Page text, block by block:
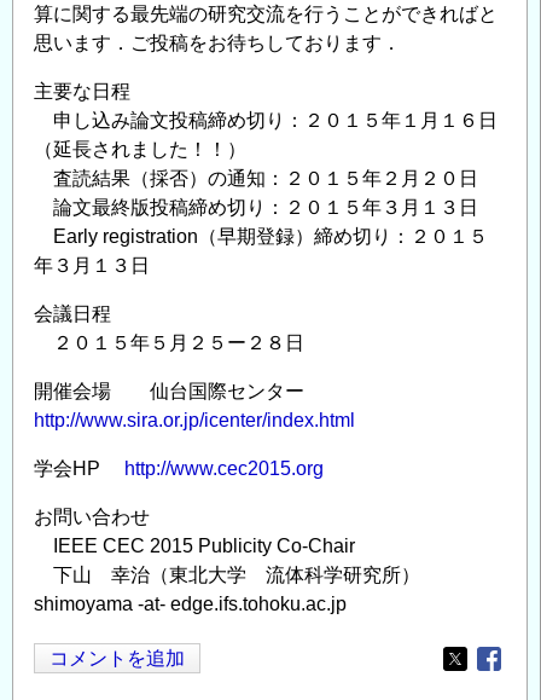
算に関する最先端の研究交流を行うことができればと
思います．ご投稿をお待ちしております．
主要な日程
申し込み論文投稿締め切り：２０１５年１月１６日
（延長されました！！）
査読結果（採否）の通知：２０１５年２月２０日
論文最終版投稿締め切り：２０１５年３月１３日
Early registration（早期登録）締め切り：２０１５
年３月１３日
会議日程
２０１５年５月２５ー２８日
開催会場 仙台国際センター
http://www.sira.or.jp/icenter/index.html
学会HP http://www.cec2015.org
お問い合わせ
IEEE CEC 2015 Publicity Co-Chair
下山 幸治（東北大学 流体科学研究所）
shimoyama -at- edge.ifs.tohoku.ac.jp
コメントを追加
Opens in